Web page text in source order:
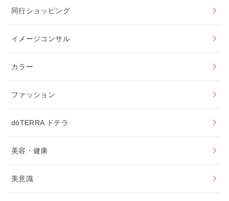
同行ショッピング
イメージコンサル
カラー
ファッション
dōTERRA ドテラ
美容・健康
美意識